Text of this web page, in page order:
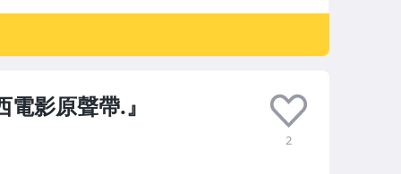
影原聲帶.』
2